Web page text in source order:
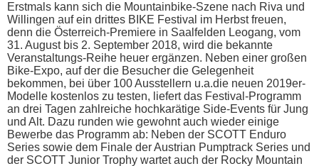
Erstmals kann sich die Mountainbike-Szene nach Riva und
Willingen auf ein drittes BIKE Festival im Herbst freuen,
denn die Österreich-Premiere in Saalfelden Leogang, vom
31. August bis 2. September 2018, wird die bekannte
Veranstaltungs-Reihe heuer ergänzen. Neben einer großen
Bike-Expo, auf der die Besucher die Gelegenheit
bekommen, bei über 100 Ausstellern u.a.die neuen 2019er-
Modelle kostenlos zu testen, liefert das Festival-Programm
an drei Tagen zahlreiche hochkarätige Side-Events für Jung
und Alt. Dazu runden wie gewohnt auch wieder einige
Bewerbe das Programm ab: Neben der SCOTT Enduro
Series sowie dem Finale der Austrian Pumptrack Series und
der SCOTT Junior Trophy wartet auch der Rocky Mountain